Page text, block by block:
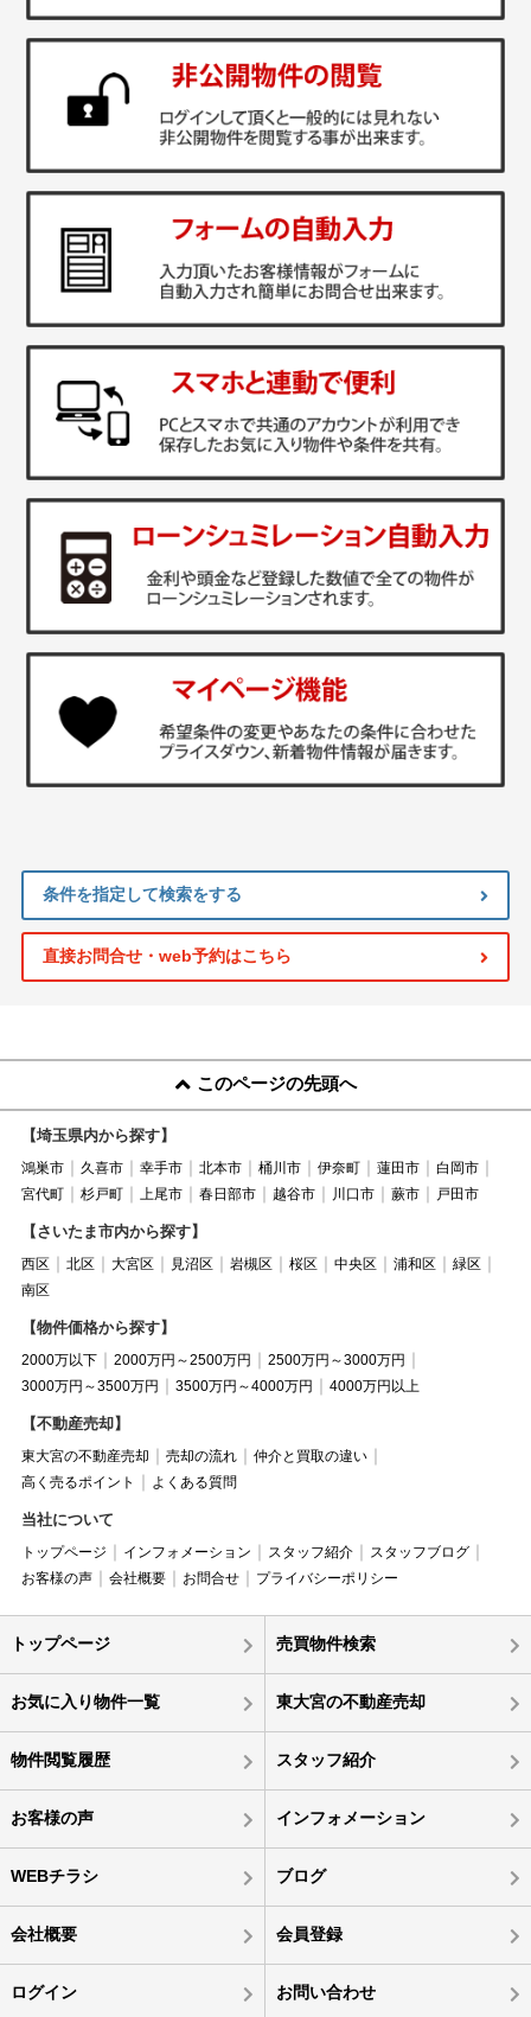
条件を指定して検索をする
直接お問合せ・web予約はこちら
このページの先頭へ
【埼玉県内から探す】
鴻巣市 久喜市 幸手市 北本市 桶川市 伊奈町 蓮田市
白岡市
宮代町
杉戸町 上尾市 春日部市 越谷市 川口市 蕨市 戸田市
【さいたま市内から探す】
西区 北区 大宮区 見沼区 岩槻区 桜区 中央区 浦和区
緑区
南区
【物件価格から探す】
2000万以下 2000万円～2500万円
2500万円～3000万円
3000万円～3500万円
3500万円～4000万円 4000万円以上
【不動産売却】
東大宮の不動産売却 売却の流れ
仲介と買取の違い
高く売るポイント
よくある質問
当社について
トップページ インフォメーション スタッフ紹介
スタッフブログ
お客様の声
会社概要 お問合せ プライバシーポリシー
トップページ 売買物件検索
お気に入り物件一覧 東大宮の不動産売却
物件閲覧履歴 スタッフ紹介
お客様の声 インフォメーション
WEBチラシ ブログ
会社概要 会員登録
ログイン お問い合わせ